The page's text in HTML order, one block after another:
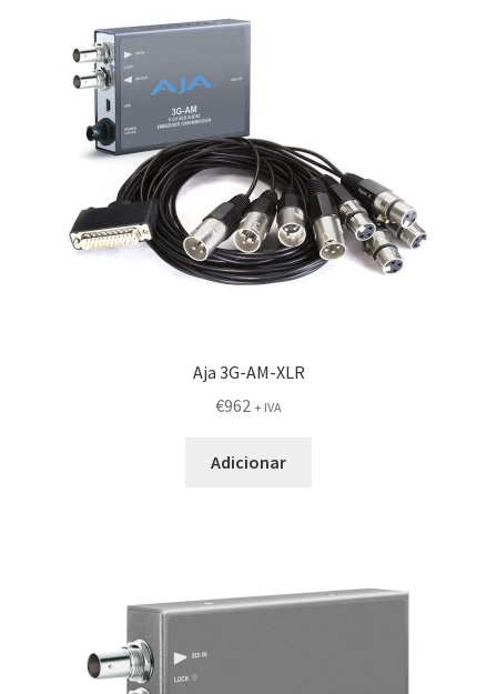
Aja 3G-AM-XLR
€962 + IVA
Adicionar